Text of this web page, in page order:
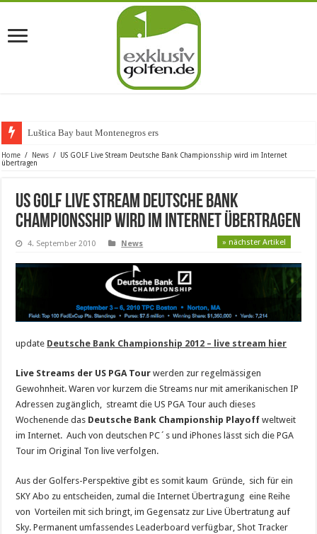
Luštica Bay baut Montenegros erste Golf-C
Home / News /
US GOLF Live Stream Deutsche Bank Championsship wird im Internet
übertragen
US GOLF Live Stream Deutsche Bank
Championsship wird im Internet übertragen
4. September 2010 News » nächster Artikel
update Deutsche Bank Championship 2012 – live stream hier
Live Streams der US PGA Tourwerden zur regelmässigen
Gewohnheit. Waren vor kurzem die Streams nur mit amerikanischen IP
Adressen zugänglich, streamt die US PGA Tour auch dieses
Wochenende das Deutsche Bank Championship Playoff weltweit
im Internet. Auch von deutschen PC´s und iPhones lässt sich die PGA
Tour im Original Ton live verfolgen.
Aus der Golfers-Perspektive gibt es somit kaum Gründe, sich für ein
SKY Abo zu entscheiden, zumal die Internet Übertragung eine Reihe
von Vorteilen mit sich bringt, im Gegensatz zur Live Übertratung auf
Sky. Permanent umfassendes Leaderboard verfügbar, Shot Tracker